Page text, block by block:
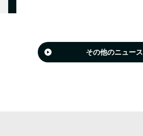
その他のニュース